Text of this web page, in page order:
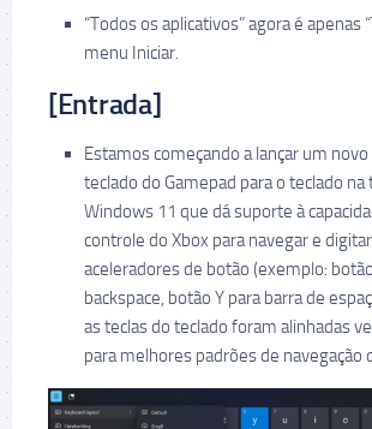
“Todos os aplicativos” agora é apenas
menu Iniciar.
[Entrada]
Estamos começando a lançar um
teclado do Gamepad para o teclado na
Windows 11 que dá suporte à
controle do Xbox para navegar e
aceleradores de botão (exemplo:
backspace, botão Y para barra de
as teclas do teclado foram alinhadas
para melhores padrões de navegação